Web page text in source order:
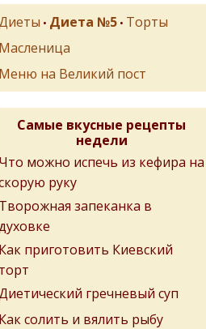
• Диета №5 • Торты
Масленица
Меню на Великий пост
Самые вкусные рецепты
недели
Что можно испечь из кефира на
руку
Творожная запеканка в
духовке
Как приготовить Киевский
торт
гречневый суп
Как солить и вялить рыбу